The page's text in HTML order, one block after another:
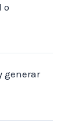
o
generar